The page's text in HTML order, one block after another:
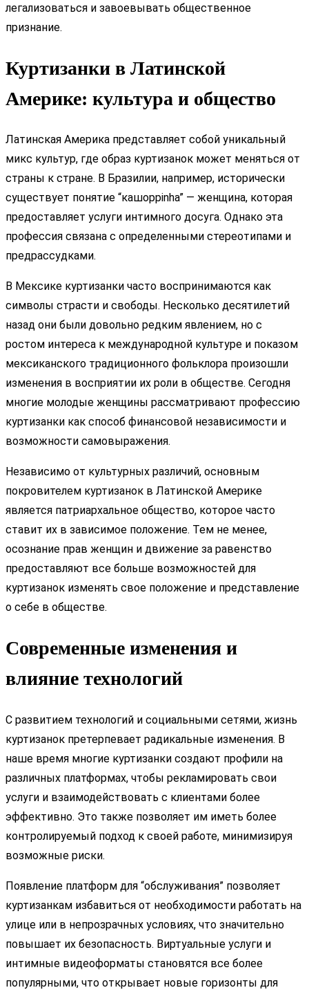
легализоваться и завоевывать общественное
признание.
Куртизанки в Латинской
Америке: культура и общество
Латинская Америка представляет собой уникальный
микс культур, где образ куртизанок может меняться от
страны к стране. В Бразилии, например, исторически
существует понятие “кашоррinha” — женщина, которая
предоставляет услуги интимного досуга. Однако эта
профессия связана с определенными стереотипами и
предрассудками.
В Мексике куртизанки часто воспринимаются как
символы страсти и свободы. Несколько десятилетий
назад они были довольно редким явлением, но с
ростом интереса к международной культуре и показом
мексиканского традиционного фольклора произошли
изменения в восприятии их роли в обществе. Сегодня
многие молодые женщины рассматривают профессию
куртизанки как способ финансовой независимости и
возможности самовыражения.
Независимо от культурных различий, основным
покровителем куртизанок в Латинской Америке
является патриархальное общество, которое часто
ставит их в зависимое положение. Тем не менее,
осознание прав женщин и движение за равенство
предоставляют все больше возможностей для
куртизанок изменять свое положение и представление
о себе в обществе.
Современные изменения и
влияние технологий
С развитием технологий и социальными сетями, жизнь
куртизанок претерпевает радикальные изменения. В
наше время многие куртизанки создают профили на
различных платформах, чтобы рекламировать свои
услуги и взаимодействовать с клиентами более
эффективно. Это также позволяет им иметь более
контролируемый подход к своей работе, минимизируя
возможные риски.
Появление платформ для “обслуживания” позволяет
куртизанкам избавиться от необходимости работать на
улице или в непрозрачных условиях, что значительно
повышает их безопасность. Виртуальные услуги и
интимные видеоформаты становятся все более
популярными, что открывает новые горизонты для